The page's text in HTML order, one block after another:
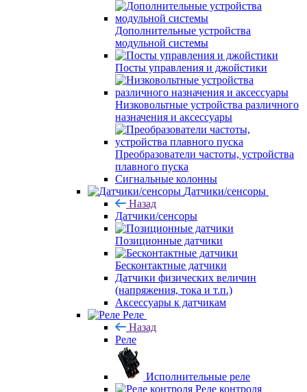
Дополнительные устройства
модульной системы
Посты управления и джойстики
Низковольтные устройства различного
назначения и аксессуары
Преобразователи частоты, устройства
плавного пуска
Сигнальные колонны
Датчики/сенсоры
Назад
Датчики/сенсоры
Позиционные датчики
Бесконтактные датчики
Датчики физических величин
(напряжения, тока и т.п.)
Аксессуары к датчикам
Реле
Назад
Реле
Исполнительные реле
Реле контроля